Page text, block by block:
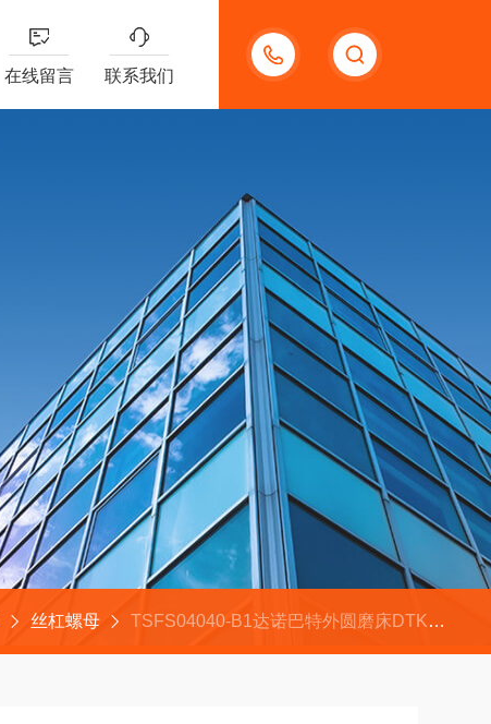
13132097161
在线留言 联系我们
丝杠螺母 TSFS04040-B1达诺巴特外圆磨床DTK传动丝杠TSFS04040-A1